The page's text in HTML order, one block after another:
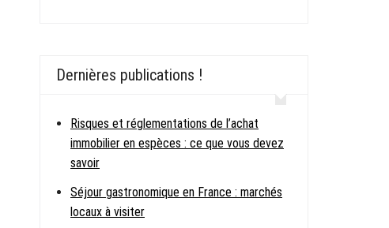
Dernières publications !
Risques et réglementations de l’achat
immobilier en espèces : ce que vous devez
savoir
Séjour gastronomique en France : marchés
locaux à visiter